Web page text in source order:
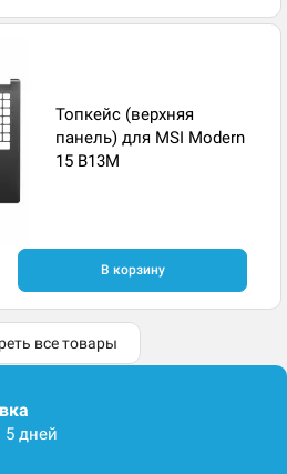
Топкейс (верхняя
панель) для MSI Modern
15 B13M
В корзину
все товары
дней